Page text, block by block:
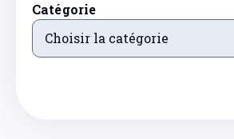
Catégorie
Choisir la catégorie